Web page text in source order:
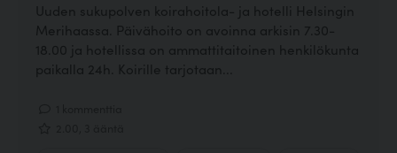
Uuden sukupolven koirahoitola- ja hotelli Helsingin
Merihaassa. Päivähoito on avoinna arkisin 7.30-
18.00 ja hotellissa on ammattitaitoinen henkilökunta
paikalla 24h. Koirille tarjotaan...